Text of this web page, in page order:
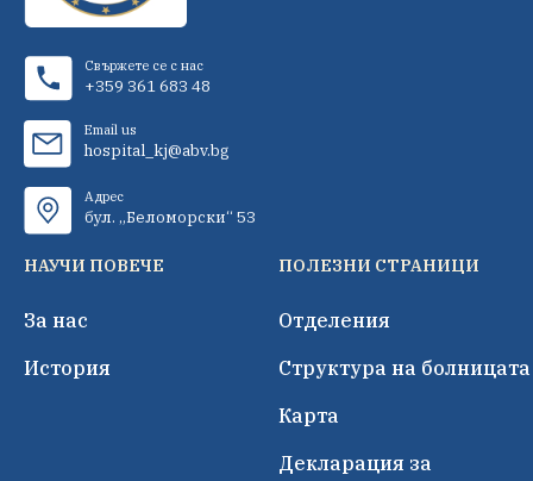
Свържете се с нас
+359 361 683 48
Email us
hospital_kj@abv.bg
Адрес
бул. „Беломорски“ 53
НАУЧИ ПОВЕЧЕ
За нас
История
ПОЛЕЗНИ СТРАНИЦИ
Отделения
Структура на болницата
Карта
Декларация за